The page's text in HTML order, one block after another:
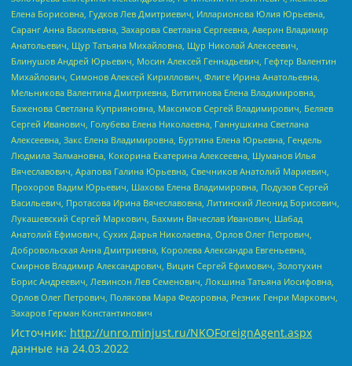
Елена Борисовна, Гудков Лев Дмитриевич, Илларионова Юлия Юрьевна,
Саранг Анна Васильевна, Захарова Светлана Сергеевна, Аверин Владимир
Анатольевич, Щур Татьяна Михайловна, Щур Николай Алексеевич,
Блинушов Андрей Юрьевич, Мосин Алексей Геннадьевич, Гефтер Валентин
Михайлович, Симонов Алексей Кириллович, Флиге Ирина Анатольевна,
Мельникова Валентина Дмитриевна, Вититинова Елена Владимировна,
Баженова Светлана Куприяновна, Максимов Сергей Владимирович, Беляев
Сергей Иванович, Голубева Елена Николаевна, Ганнушкина Светлана
Алексеевна, Закс Елена Владимировна, Буртина Елена Юрьевна, Гендель
Людмила Залмановна, Кокорина Екатерина Алексеевна, Шуманов Илья
Вячеславович, Арапова Галина Юрьевна, Свечников Анатолий Мариевич,
Прохоров Вадим Юрьевич, Шахова Елена Владимировна, Подузов Сергей
Васильевич, Протасова Ирина Вячеславовна, Литинский Леонид Борисович,
Лукашевский Сергей Маркович, Бахмин Вячеслав Иванович, Шабад
Анатолий Ефимович, Сухих Дарья Николаевна, Орлов Олег Петрович,
Добровольская Анна Дмитриевна, Королева Александра Евгеньевна,
Смирнов Владимир Александрович, Вицин Сергей Ефимович, Золотухин
Борис Андреевич, Левинсон Лев Семенович, Локшина Татьяна Иосифовна,
Орлов Олег Петрович, Полякова Мара Федоровна, Резник Генри Маркович,
Захаров Герман Константинович
Источник: http://unro.minjust.ru/NKOForeignAgent.aspx
данные на 24.03.2022